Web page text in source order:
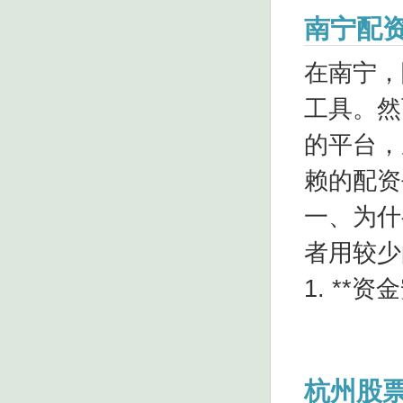
南宁配
在南宁
工具。
的平台
赖的配
一、为
者用较
1. **资
杭州股